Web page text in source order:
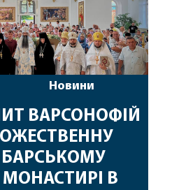
Новини
ВАРСОНОФІЙ
БАРСЬКОМУ
В